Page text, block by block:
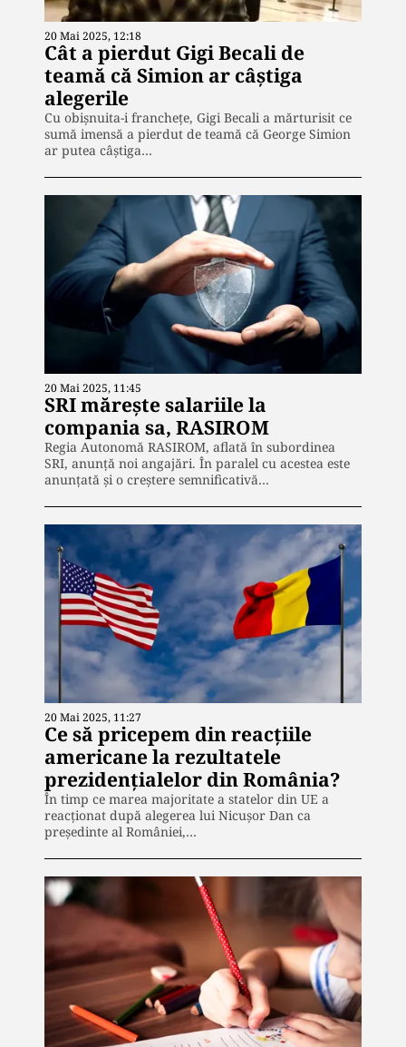
20 Mai 2025, 12:18
Cât a pierdut Gigi Becali de
teamă că Simion ar câștiga
alegerile
Cu obișnuita-i franchețe, Gigi Becali a mărturisit ce
sumă imensă a pierdut de teamă că George Simion
ar putea câștiga…
20 Mai 2025, 11:45
SRI mărește salariile la
compania sa, RASIROM
Regia Autonomă RASIROM, aflată în subordinea
SRI, anunță noi angajări. În paralel cu acestea este
anunțată și o creștere semnificativă…
20 Mai 2025, 11:27
Ce să pricepem din reacțiile
americane la rezultatele
prezidențialelor din România?
În timp ce marea majoritate a statelor din UE a
reacționat după alegerea lui Nicușor Dan ca
președinte al României,…